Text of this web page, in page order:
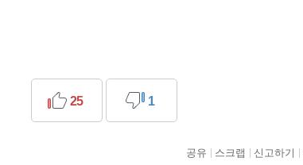
25 1
공유 스크랩 신고하기